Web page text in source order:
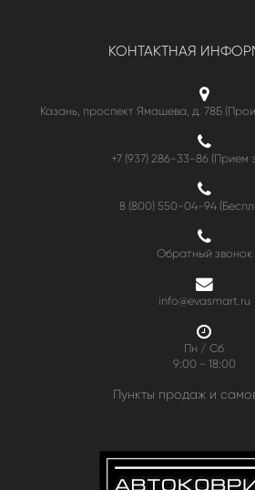
КОНТАКТНАЯ
Казань, проспект Ямашева, д. 78Б
+7 (937) 286-33-86 (Прием
8 (800) 550-04-94
Обратный звонок
info@evasmart.ru
Пн / Сб
9:00 - 18:00
Пункты продаж и